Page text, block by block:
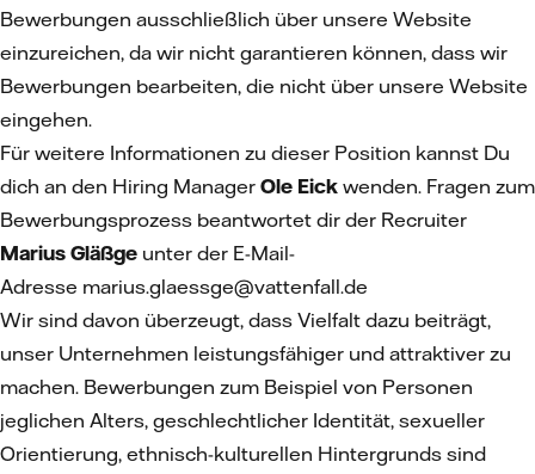
Bewerbungen ausschließlich über unsere Website
einzureichen, da wir nicht garantieren können, dass wir
Bewerbungen bearbeiten, die nicht über unsere Website
eingehen.
Für weitere Informationen zu dieser Position kannst Du
dich an den Hiring Manager Ole Eick wenden. Fragen zum
Bewerbungsprozess beantwortet dir der Recruiter
Marius Gläßge unter der E-Mail-
Adresse marius.glaessge@vattenfall.de
Wir sind davon überzeugt, dass Vielfalt dazu beiträgt,
unser Unternehmen leistungsfähiger und attraktiver zu
machen. Bewerbungen zum Beispiel von Personen
jeglichen Alters, geschlechtlicher Identität, sexueller
Orientierung, ethnisch-kulturellen Hintergrunds sind